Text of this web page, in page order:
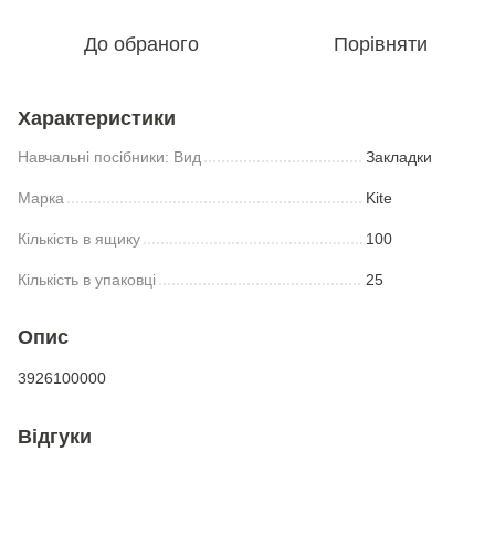
До обраного Порівняти
Характеристики
Навчальні посібники: Вид Закладки
Марка Kite
Кількість в ящику 100
Кількість в упаковці 25
Опис
3926100000
Відгуки